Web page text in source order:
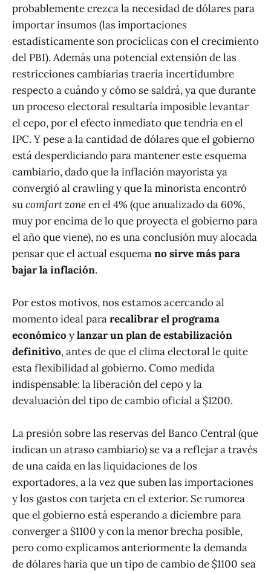
probablemente crezca la necesidad de dólares para
importar insumos (las importaciones
estadísticamente son procíclicas con el crecimiento
del PBI). Además una potencial extensión de las
restricciones cambiarias traería incertidumbre
respecto a cuándo y cómo se saldrá, ya que durante
un proceso electoral resultaría imposible levantar
el cepo, por el efecto inmediato que tendría en el
IPC. Y pese a la cantidad de dólares que el gobierno
está desperdiciando para mantener este esquema
cambiario, dado que la inflación mayorista ya
convergió al crawling y que la minorista encontró
sucomfort zoneen el 4% (que anualizado da 60%,
muy por encima de lo que proyecta el gobierno para
el año que viene), no es una conclusión muy alocada
pensar que el actual esquemano sirve más para
bajar la inflación.
Por estos motivos, nos estamos acercando al
momento ideal pararecalibrar el programa
económico ylanzar un plan de estabilización
definitivo, antes de que el clima electoral le quite
esta flexibilidad al gobierno. Como medida
indispensable: la liberación del cepo y la
devaluación del tipo de cambio oficial a $1200.
La presión sobre las reservas del Banco Central (que
indican un atraso cambiario) se va a reflejar a través
de una caída en las liquidaciones de los
exportadores, a la vez que suben las importaciones
y los gastos con tarjeta en el exterior. Se rumorea
que el gobierno está esperando a diciembre para
converger a $1100 y con la menor brecha posible,
pero como explicamos anteriormente la demanda
de dólares haría que un tipo de cambio de $1100 sea